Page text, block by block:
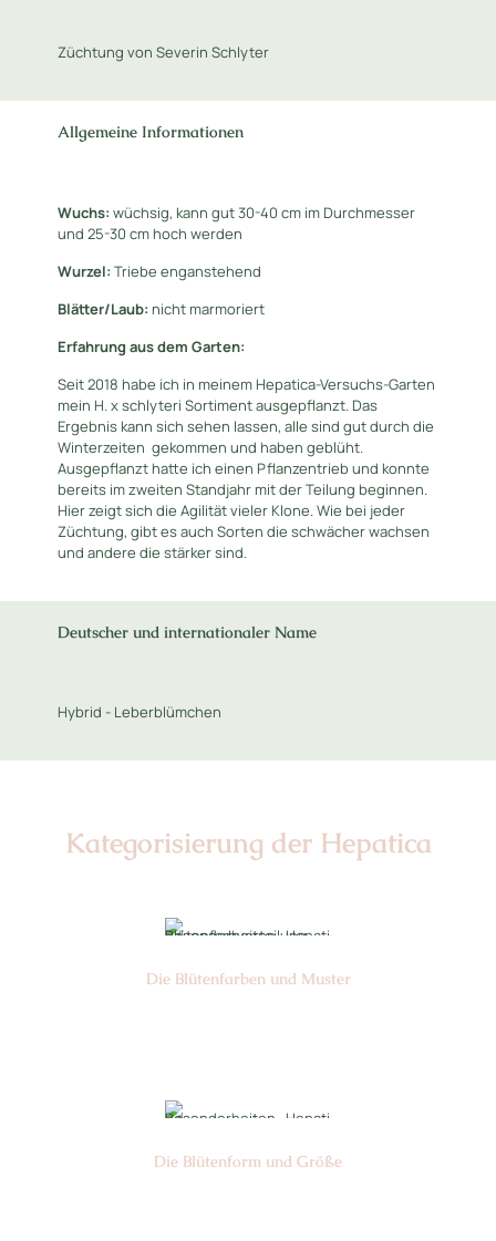
Züchtung von Severin Schlyter
Allgemeine Informationen
Wuchs: wüchsig, kann gut 30-40 cm im Durchmesser
und 25-30 cm hoch werden
Wurzel: Triebe enganstehend
Blätter/Laub: nicht marmoriert
Erfahrung aus dem Garten:
Seit 2018 habe ich in meinem Hepatica-Versuchs-Garten
mein H. x schlyteri Sortiment ausgepflanzt. Das
Ergebnis kann sich sehen lassen, alle sind gut durch die
Winterzeiten gekommen und haben geblüht.
Ausgepflanzt hatte ich einen Pflanzentrieb und konnte
bereits im zweiten Standjahr mit der Teilung beginnen.
Hier zeigt sich die Agilität vieler Klone. Wie bei jeder
Züchtung, gibt es auch Sorten die schwächer wachsen
und andere die stärker sind.
Deutscher und internationaler Name
Hybrid - Leberblümchen
Kategorisierung der Hepatica
Die Blüten­farben und Muster
Die Blüten­form und Größe